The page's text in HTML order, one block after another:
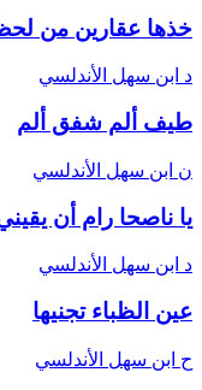
خذها عقارين من
د ابن سهل الأندلسي
طيف ألم شفق ألم
ن ابن سهل الأندلسي
يا ناصحا رام أن
د ابن سهل الأندلسي
عين الظباء تجنيها
ح ابن سهل الأندلسي